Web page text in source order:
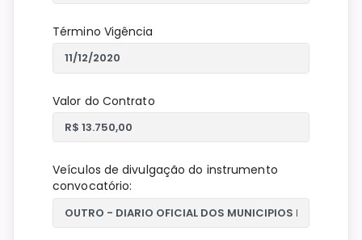
Término Vigência
Valor do Contrato
Veículos de divulgação do instrumento
convocatório: